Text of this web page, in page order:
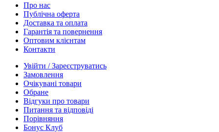
Про нас
Публічна оферта
Доставка та оплата
Гарантія та повернення
Оптовим клієнтам
Контакти
Увійти / Зареєструватись
Замовлення
Очікувані товари
Обране
Відгуки про товари
Питання та відповіді
Порівняння
Бонус Клуб